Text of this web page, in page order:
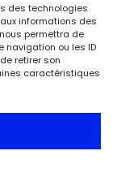
des technologies
informations des
permettra de
navigation ou les ID
retirer son
caractéristiques
exposition
architecturales
et la complexité
à travers ces
longue carrière,